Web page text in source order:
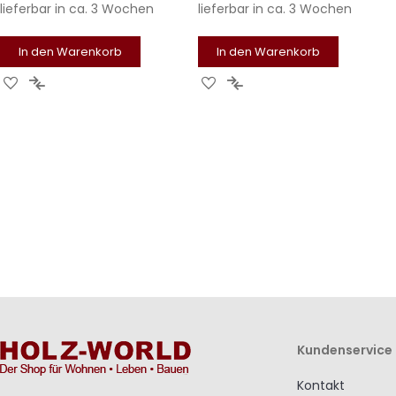
lieferbar in ca. 3 Wochen
In den Warenkorb
Zur Zur
lieferbar in ca. 3 Wochen
In den Warenkorb
Zur Zur
Kundenservice
Kontakt